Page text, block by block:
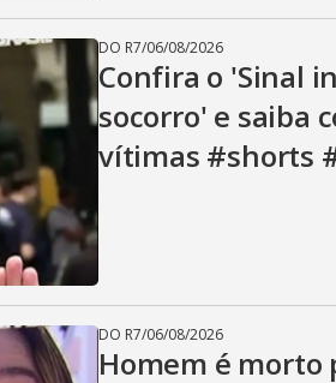
DO R7/06/08/2026
Confira o 'Sinal
socorro' e saiba
vítimas #shorts
DO R7/06/08/2026
Homem é morto